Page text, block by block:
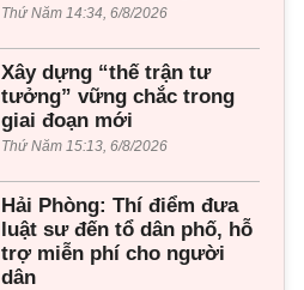
Thứ Năm 14:34, 6/8/2026
Xây dựng “thế trận tư
tưởng” vững chắc trong
giai đoạn mới
Thứ Năm 15:13, 6/8/2026
Hải Phòng: Thí điểm đưa
luật sư đến tổ dân phố, hỗ
trợ miễn phí cho người
dân